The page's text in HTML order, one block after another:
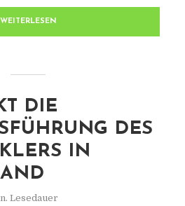
WEITERLESEN
DIE
DES
IN
Lesedauer